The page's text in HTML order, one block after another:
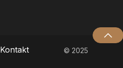
Kontakt
© 2025